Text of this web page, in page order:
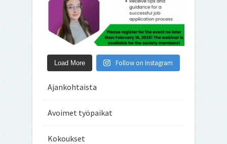
Load More Follow on Instagram
Ajankohtaista
Avoimet työpaikat
Kokoukset